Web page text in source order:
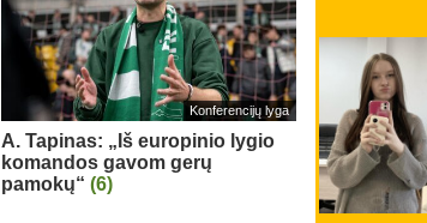
Konferencijų lyga
A. Tapinas: „Iš europinio lygio
komandos gavom gerų
pamokų“ (6)